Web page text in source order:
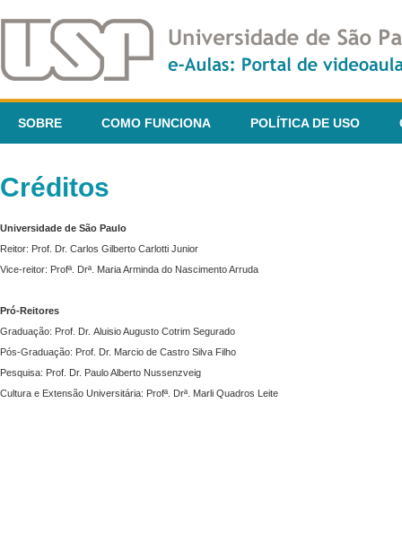
SOBRE COMO FUNCIONA POLÍTICA DE USO
Créditos
Universidade de São Paulo
Reitor: Prof. Dr. Carlos Gilberto Carlotti Junior
Vice-reitor: Profª. Drª. Maria Arminda do Nascimento Arruda
Pró-Reitores
Graduação: Prof. Dr. Aluisio Augusto Cotrim Segurado
Pós-Graduação: Prof. Dr. Marcio de Castro Silva Filho
Pesquisa: Prof. Dr. Paulo Alberto Nussenzveig
Cultura e Extensão Universitária: Profª. Drª. Marli Quadros Leite